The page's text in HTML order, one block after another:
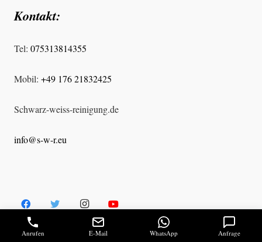
Kontakt:
Tel: 075313814355
Mobil: +49 176 21832425
Schwarz-weiss-reinigung.de
info@s-w-r.eu
Anrufen E-Mail WhatsApp Anfrage